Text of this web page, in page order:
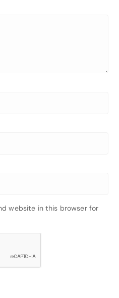
website in this browser for